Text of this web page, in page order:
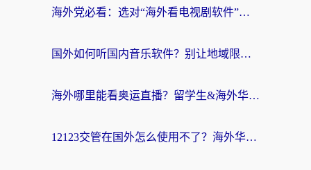
海外党必看：选对“海外看电视剧软件”，再也不用愁国内剧刷不了
国外如何听国内音乐软件？别让地域限制，断了你的中文歌单
海外哪里能看奥运直播？留学生&海外华人必看的体育赛事观赛终极指南
12123交管在国外怎么使用不了？海外华人必看的无缝访问国内资源指南